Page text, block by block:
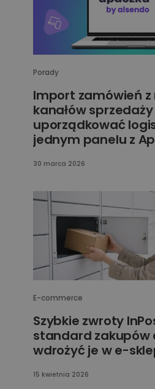
Porady
Import zamówień z
kanałów
uporządkować
jednym panelu z
30 marca 2026
E-commerce
Szybkie zwroty
standard zakupów
wdrożyć je w e-
15 kwietnia 2026